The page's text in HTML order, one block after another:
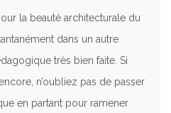
la beauté architecturale du
dans un autre
très bien faite. Si
n’oubliez pas de passer
en partant pour ramener